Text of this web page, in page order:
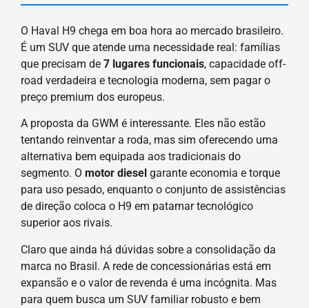
O Haval H9 chega em boa hora ao mercado brasileiro.
É um SUV que atende uma necessidade real: famílias
que precisam de 7 lugares funcionais, capacidade off-
road verdadeira e tecnologia moderna, sem pagar o
preço premium dos europeus.
A proposta da GWM é interessante. Eles não estão
tentando reinventar a roda, mas sim oferecendo uma
alternativa bem equipada aos tradicionais do
segmento. O motor diesel garante economia e torque
para uso pesado, enquanto o conjunto de assistências
de direção coloca o H9 em patamar tecnológico
superior aos rivais.
Claro que ainda há dúvidas sobre a consolidação da
marca no Brasil. A rede de concessionárias está em
expansão e o valor de revenda é uma incógnita. Mas
para quem busca um SUV familiar robusto e bem